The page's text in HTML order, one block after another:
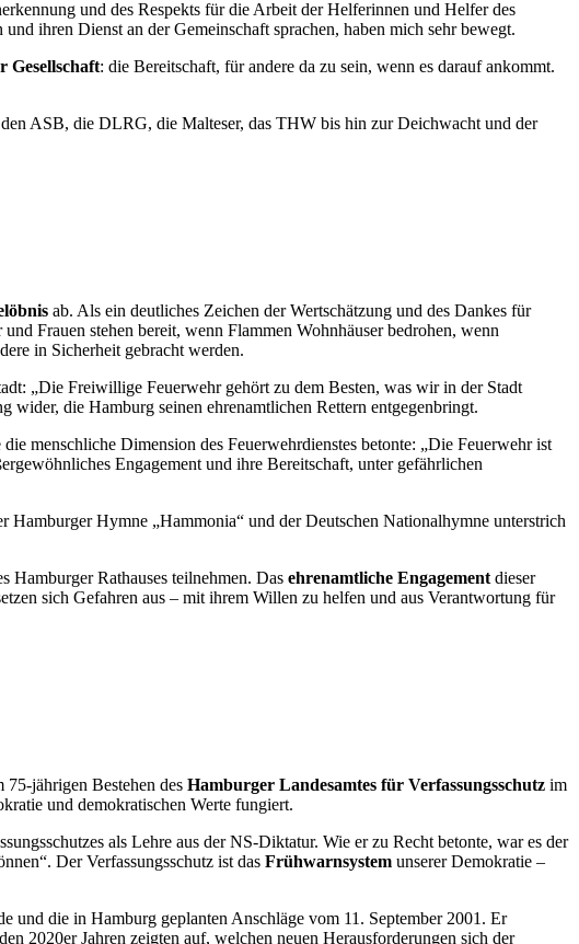
und des Respekts für die Arbeit der Helferinnen und Helfer des
ihren Dienst an der Gemeinschaft sprachen, haben mich sehr bewegt.
Gesellschaft: die Bereitschaft, für andere da zu sein, wenn es darauf ankommt.
ASB, die DLRG, die Malteser, das THW bis hin zur Deichwacht und der
ab. Als ein deutliches Zeichen der Wertschätzung und des Dankes für
Frauen stehen bereit, wenn Flammen Wohnhäuser bedrohen, wenn
in Sicherheit gebracht werden.
„Die Freiwillige Feuerwehr gehört zu dem Besten, was wir in der Stadt
wider, die Hamburg seinen ehrenamtlichen Rettern entgegenbringt.
menschliche Dimension des Feuerwehrdienstes betonte: „Die Feuerwehr ist
Engagement und ihre Bereitschaft, unter gefährlichen
Hymne „Hammonia“ und der Deutschen Nationalhymne unterstrich
Hamburger Rathauses teilnehmen. Das ehrenamtliche Engagement dieser
sich Gefahren aus – mit ihrem Willen zu helfen und aus Verantwortung für
jährigen Bestehen des Hamburger Landesamtes für Verfassungsschutz im
und demokratischen Werte fungiert.
als Lehre aus der NS-Diktatur. Wie er zu Recht betonte, war es der
Der Verfassungsschutz ist das Frühwarnsystem unserer Demokratie –
und die in Hamburg geplanten Anschläge vom 11. September 2001. Er
2020er Jahren zeigten auf, welchen neuen Herausforderungen sich der